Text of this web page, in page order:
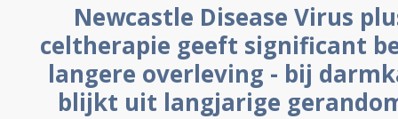
Newcastle Disease Virus
celtherapie geeft significant
langere overleving - bij
blijkt uit langjarige